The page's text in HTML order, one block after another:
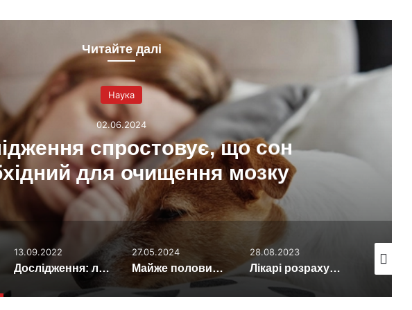
Читайте далі
Наука
02.06.2024
спростовує, що сон
для очищення мозку
13.09.2022
Дослідження: люди в день можуть пройти на 1000 кроків більше, якщо вип’ють каву
27.05.2024
Майже половина опитаних повідомила про досвід зміненої свідомості без психоактивних речовин
28.08.2023
Лікарі розрахували, скільки мільйонів китайців померли від коронавірусу після зняття карантину в КНР
06.05.2021